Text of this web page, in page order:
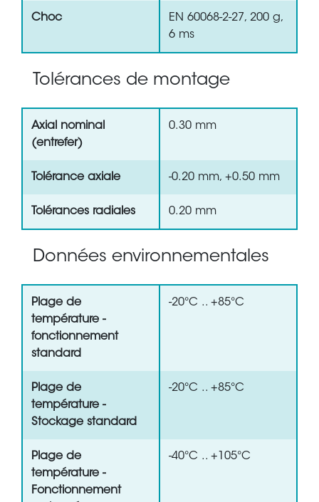
Choc
EN 60068-2-27, 200 g,
6 ms
Tolérances de montage
Axial nominal
(entrefer)
0.30 mm
Tolérance axiale -0.20 mm, +0.50 mm
Tolérances radiales 0.20 mm
Données environnementales
Plage de
température -
fonctionnement
standard
-20°C .. +85°C
Plage de
température -
Stockage standard
-20°C .. +85°C
Plage de
température -
Fonctionnement
-40°C .. +105°C